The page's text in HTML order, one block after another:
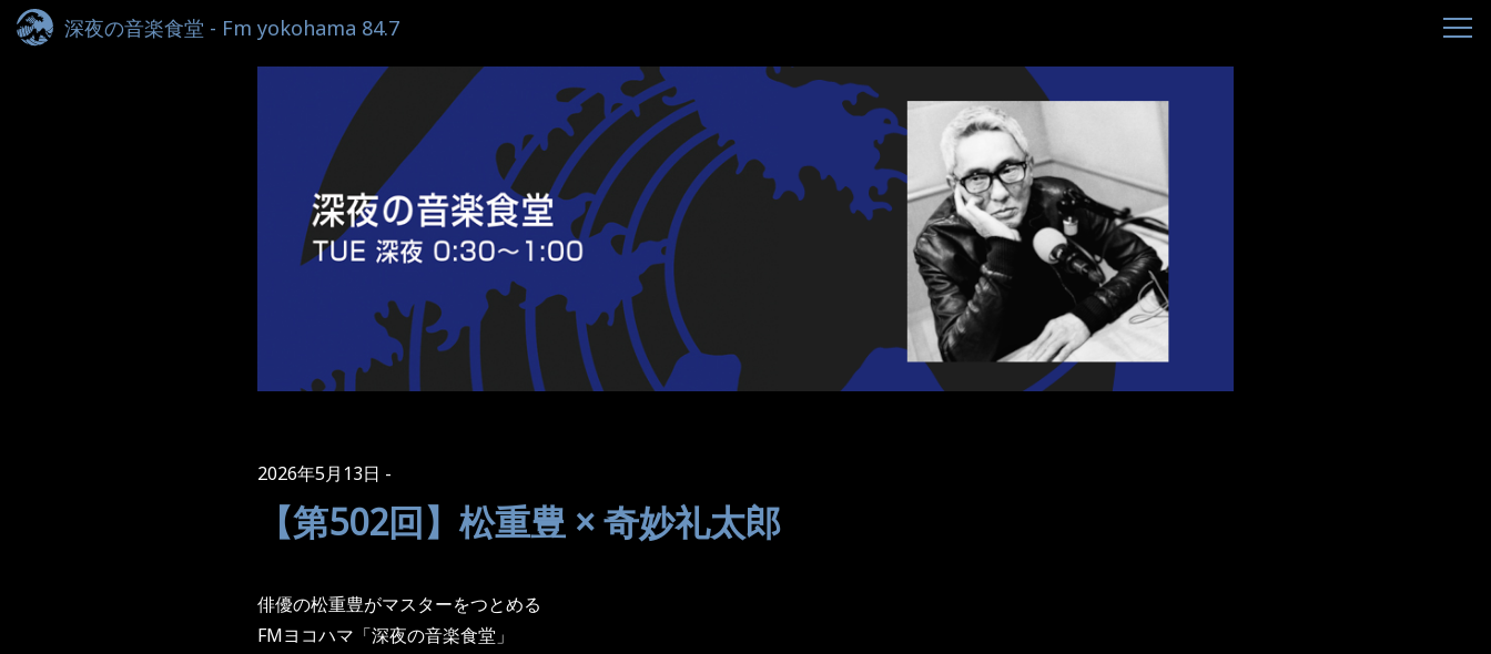
深夜の音楽食堂 - Fm yokohama 84.7
2026年5月13日
【第502回】松重豊 × 奇妙礼太郎
俳優の松重豊がマスターをつとめる
FMヨコハマ「深夜の音楽食堂」